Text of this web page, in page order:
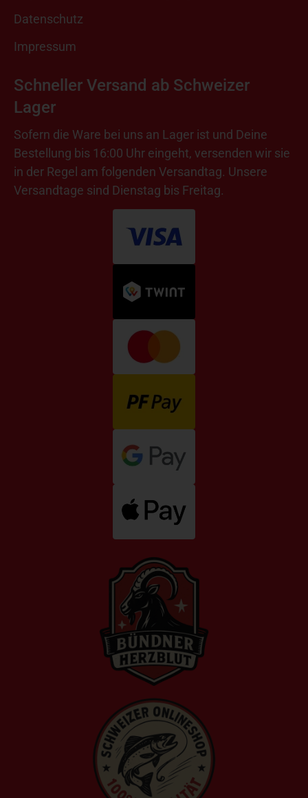
Datenschutz
Impressum
Schneller Versand ab Schweizer
Lager
Sofern die Ware bei uns an Lager ist und Deine
Bestellung bis 16:00 Uhr eingeht, versenden wir sie
in der Regel am folgenden Versandtag. Unsere
Versandtage sind Dienstag bis Freitag.